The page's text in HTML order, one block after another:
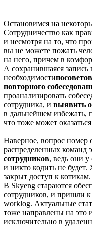
Остановимся на
Сотрудничество как
и несмотря на то, что
вы не можете пожать
на него, причем в
А сохранившаяся запись
необходимости
повторного
проанализировать
сотрудника, и выявить
в дальнейшем избежать,
что тоже может
Наверное, вопрос номер
распределенных команд
сотрудников, ведь они у
и никто кодить не
закрыт доступ к
В Skyeng стараются
сотрудников, и пришли
worklog. Актуальные
тоже направлены на это
исключительно в